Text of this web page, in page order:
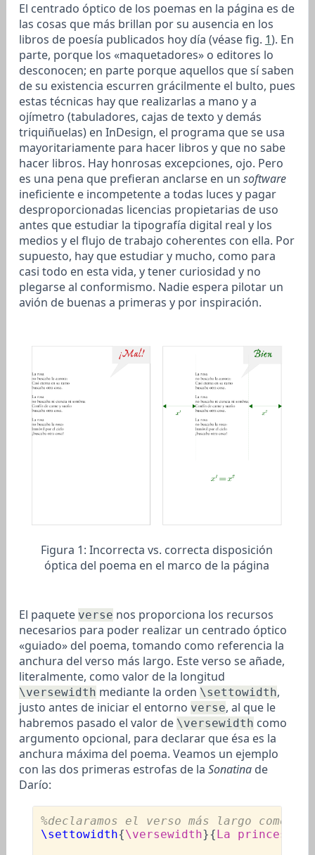
El centrado óptico de los poemas en la página es de
las cosas que más brillan por su ausencia en los
libros de poesía publicados hoy día (véase fig. 1). En
parte, porque los «maquetadores» o editores lo
desconocen; en parte porque aquellos que sí saben
de su existencia escurren grácilmente el bulto, pues
estas técnicas hay que realizarlas a mano y a
ojímetro (tabuladores, cajas de texto y demás
triquiñuelas) en InDesign, el programa que se usa
mayoritariamente para hacer libros y que no sabe
hacer libros. Hay honrosas excepciones, ojo. Pero
es una pena que prefieran anclarse en un software
ineficiente e incompetente a todas luces y pagar
desproporcionadas licencias propietarias de uso
antes que estudiar la tipografía digital real y los
medios y el flujo de trabajo coherentes con ella. Por
supuesto, hay que estudiar y mucho, como para
casi todo en esta vida, y tener curiosidad y no
plegarse al conformismo. Nadie espera pilotar un
avión de buenas a primeras y por inspiración.
Figura 1:Incorrecta vs. correcta disposición
óptica del poema en el marco de la página
El paquete verse nos proporciona los recursos
necesarios para poder realizar un centrado óptico
«guiado» del poema, tomando como referencia la
anchura del verso más largo. Este verso se añade,
literalmente, como valor de la longitud
\versewidth mediante la orden \settowidth,
justo antes de iniciar el entorno verse, al que le
habremos pasado el valor de \versewidth como
argumento opcional, para declarar que ésa es la
anchura máxima del poema. Veamos un ejemplo
con las dos primeras estrofas de la Sonatinade
Darío:
%declaramos el verso más largo como
\settowidth{\versewidth}{La princesa